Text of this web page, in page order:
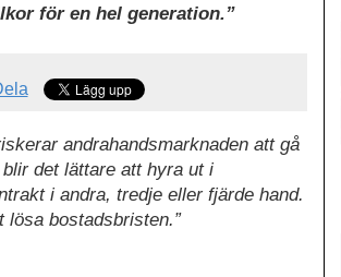
för en hel generation.”
andrahandsmarknaden att gå
det lättare att hyra ut i
i andra, tredje eller fjärde hand.
bostadsbristen.”